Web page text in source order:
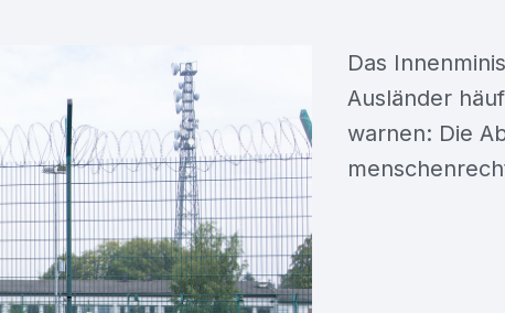
Das
Ausländer
warnen: Die